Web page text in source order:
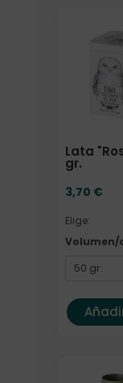
Lata
gr.
3,70 €
Elige:
Volumen/